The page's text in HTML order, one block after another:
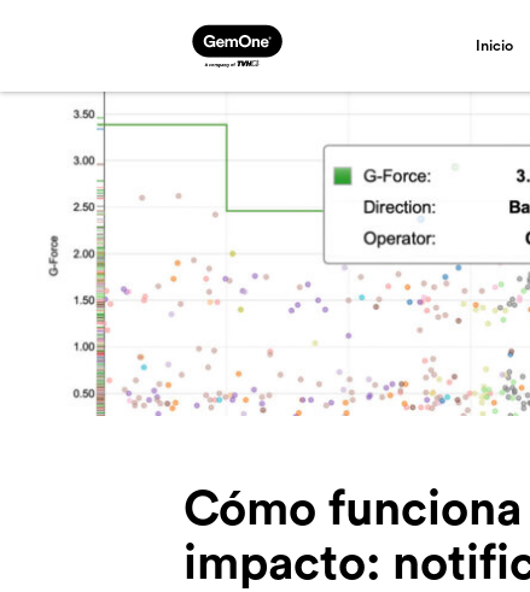
Inicio
Cómo
impacto: